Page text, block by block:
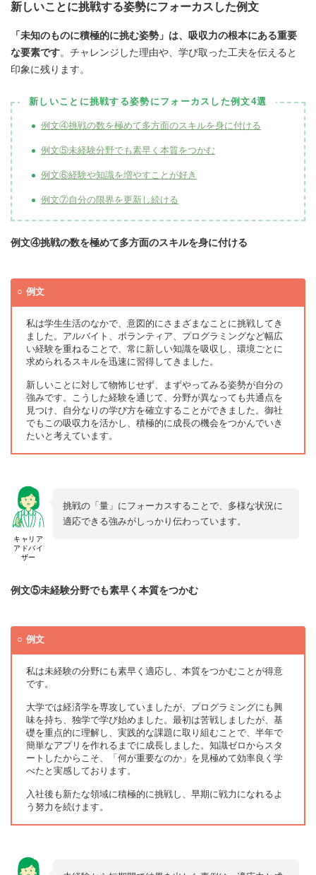
新しいことに挑戦する姿勢にフォーカスした例文
「未知のものに積極的に挑む姿勢」は、吸収力の根本にある重要
な要素です。チャレンジした理由や、学び取った工夫を伝えると
印象に残ります。
新しいことに挑戦する姿勢にフォーカスした例文4選
例文④挑戦の数を極めて多方面のスキルを身に付ける
例文⑤未経験分野でも素早く本質をつかむ
例文⑥経験や知識を増やすことが好き
例文⑦自分の限界を更新し続ける
例文④挑戦の数を極めて多方面のスキルを身に付ける
例文
私は学生生活のなかで、意図的にさまざまなことに挑戦してき
ました。アルバイト、ボランティア、プログラミングなど幅広
い経験を重ねることで、常に新しい知識を吸収し、環境ごとに
求められるスキルを迅速に習得してきました。
新しいことに対して物怖じせず、まずやってみる姿勢が自分の
強みです。こうした経験を通じて、分野が異なっても共通点を
見つけ、自分なりの学び方を確立することができました。御社
でもこの吸収力を活かし、積極的に成長の機会をつかんでいき
たいと考えています。
キャリア
アドバイ
ザー
挑戦の「量」にフォーカスすることで、多様な状況に
適応できる強みがしっかり伝わっています。
例文⑤未経験分野でも素早く本質をつかむ
例文
私は未経験の分野にも素早く適応し、本質をつかむことが得意
です。
大学では経済学を専攻していましたが、プログラミングにも興
味を持ち、独学で学び始めました。最初は苦戦しましたが、基
礎を重点的に理解し、実践的な課題に取り組むことで、半年で
簡単なアプリを作れるまでに成長しました。知識ゼロからスタ
ートしたからこそ、「何が重要なのか」を見極めて効率良く学
べたと実感しております。
入社後も新たな領域に積極的に挑戦し、早期に戦力になれるよ
う努力を続けます。